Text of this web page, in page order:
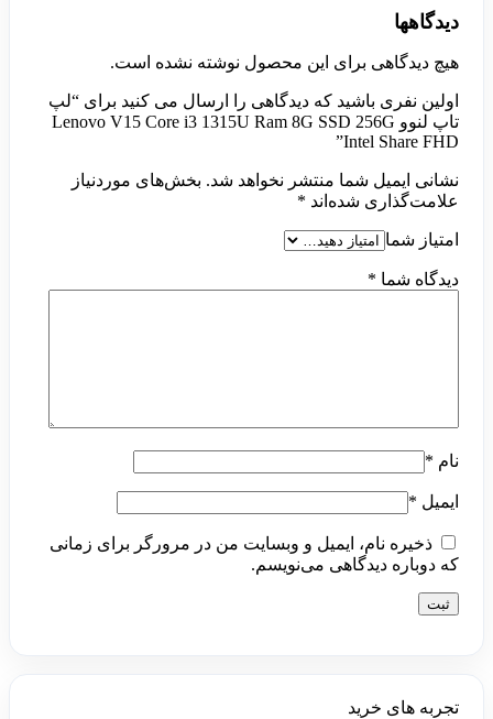
دیدگاهها
هیچ دیدگاهی برای این محصول نوشته نشده است.
اولین نفری باشید که دیدگاهی را ارسال می کنید برای “لپ
تاپ لنوو Lenovo V15 Core i3 1315U Ram 8G SSD 256G
Intel Share FHD”
نشانی ایمیل شما منتشر نخواهد شد. بخش‌های موردنیاز
علامت‌گذاری شده‌اند *
امتیاز شما
دیدگاه شما *
نام *
ایمیل *
ذخیره نام، ایمیل و وبسایت من در مرورگر برای زمانی
که دوباره دیدگاهی می‌نویسم.
تجربه های خرید